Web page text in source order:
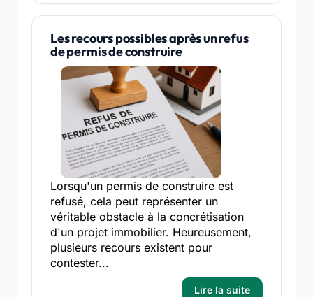
Les recours possibles après un refus
de permis de construire
Lorsqu'un permis de construire est
refusé, cela peut représenter un
véritable obstacle à la concrétisation
d'un projet immobilier. Heureusement,
plusieurs recours existent pour
contester...
Lire la suite